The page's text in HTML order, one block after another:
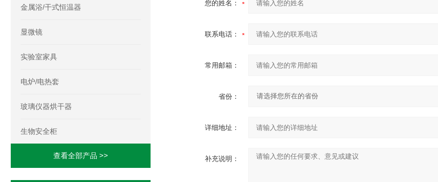
您的姓名：
联系电话：
常用邮箱：
省份：
详细地址：
补充说明：
金属浴/干式恒温器
显微镜
实验室家具
电炉/电热套
玻璃仪器烘干器
生物安全柜
查看全部产品 >>